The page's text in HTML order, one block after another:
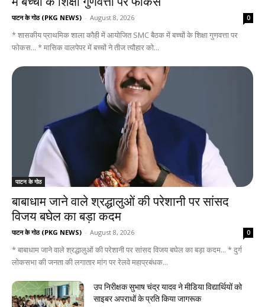
पाटन के गोठ (PKG NEWS) - August 8, 2026 0
* शासकीय प्राथमिक शाला कौही में आयोजित SMC बैठक में बच्चों के शिक्षा गुणवत्ता पर
फोकस... * मासिक वालपेपर में बच्चों ने तीज त्यौहार को...
पाटन के गोठ
बाबाधाम जाने वाले श्रद्धालुओं की परेशानी पर सांसद
विजय बघेल का बड़ा कदम
पाटन के गोठ (PKG NEWS) - August 8, 2026 0
* बाबाधाम जाने वाले श्रद्धालुओं की परेशानी पर सांसद विजय बघेल का बड़ा कदम... * दुर्ग
लोकसभा की जनता की लगातार मांग पर रेलवे महाप्रबंधक...
उप निरीक्षक सुभाष चंद्र यादव ने मीडिया विद्यार्थियों को
साइबर अपराधों के प्रति किया जागरूक